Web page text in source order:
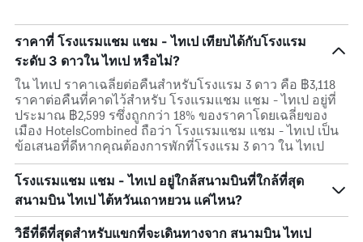
ราคาที่ โรงแรมแชม แชม - ไทเป เทียบได้กับโรงแรม
ระดับ 3 ดาวใน ไทเป หรือไม่?
ใน ไทเป ราคาเฉลี่ยต่อคืนสำหรับโรงแรม 3 ดาว คือ ฿3,118
ราคาต่อคืนที่คาดไว้สำหรับ โรงแรมแชม แชม - ไทเป อยู่ที่
ประมาณ ฿2,599 รซึ่งถูกกว่า 18% ของราคาโดยเฉลี่ยของ
เมือง HotelsCombined ถือว่า โรงแรมแชม แชม - ไทเป เป็น
ข้อเสนอที่ดีหากคุณต้องการพักที่โรงแรม 3 ดาว ใน ไทเป
โรงแรมแชม แชม - ไทเป อยู่ใกล้สนามบินที่ใกล้ที่สุด
สนามบิน ไทเป ไต้หวันเถาหยวน แค่ไหน?
วิธีที่ดีที่สุดสำหรับแขกที่จะเดินทางจาก สนามบิน ไทเป